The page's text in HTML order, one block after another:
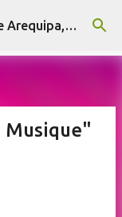
Revista Q Planes - Conciertos de Arequipa, fiestas, eventos y Cultura
Musique"